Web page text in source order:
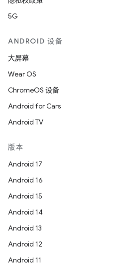
5G
ANDROID 设备
大屏幕
Wear OS
ChromeOS 设备
Android for Cars
Android TV
版本
Android 17
Android 16
Android 15
Android 14
Android 13
Android 12
Android 11